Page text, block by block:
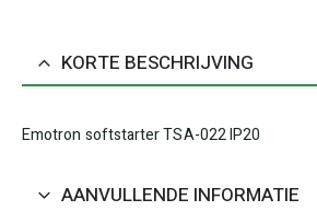
KORTE BESCHRIJVING
Emotron softstarter TSA-022 IP20
AANVULLENDE INFORMATIE